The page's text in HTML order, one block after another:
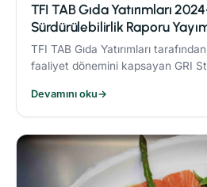
TFI TAB Gıda Yatırımları
Sürdürülebilirlik Raporu
TFI TAB Gıda Yatırımları
faaliyet dönemini kapsayan GRI
Devamını oku→